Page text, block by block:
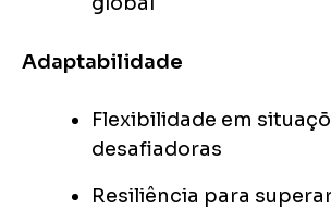
Adaptabilidade
Flexibilidade em
desafiadoras
Resiliência para